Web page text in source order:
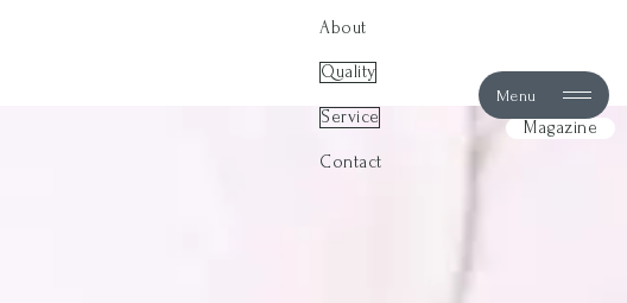
About
Quality
Service
Contact
Menu
Magazine